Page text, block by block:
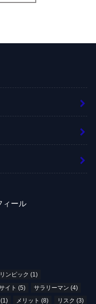
ィール
ンピック (1)
イト (5) サラリーマン (4)
(1) メリット (8) リスク (3)